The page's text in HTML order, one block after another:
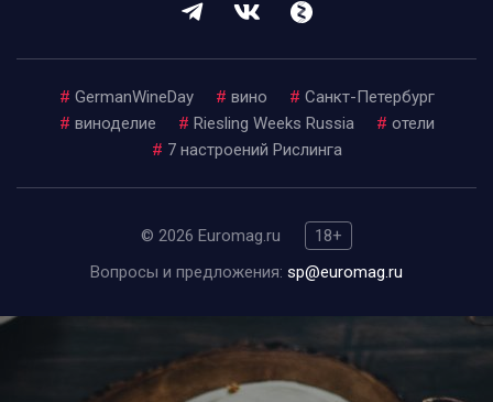
# GermanWineDay # вино # Санкт-Петербург
# виноделие # Riesling Weeks Russia # отели
# 7 настроений Рислинга
© 2026 Euromag.ru
18+
Вопросы и предложения: sp@euromag.ru